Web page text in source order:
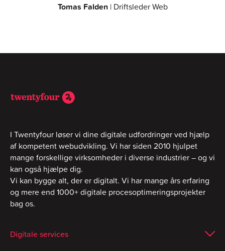
Tomas Falden| Driftsleder Web
I Twentyfour løser vi dine digitale udfordringer ved hjælp
af kompetent webudvikling. Vi har siden 2010 hjulpet
mange forskellige virksomheder i diverse industrier – og vi
kan også hjælpe dig.
Vi kan bygge alt, der er digitalt. Vi har mange års erfaring
og mere end 1000+ digitale procesoptimeringsprojekter
bag os.
Digitale services